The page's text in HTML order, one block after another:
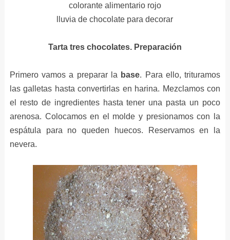
colorante alimentario rojo
lluvia de chocolate para decorar
Tarta tres chocolates. Preparación
Primero vamos a preparar la base. Para ello, trituramos
las galletas hasta convertirlas en harina. Mezclamos con
el resto de ingredientes hasta tener una pasta un poco
arenosa. Colocamos en el molde y presionamos con la
espátula para no queden huecos. Reservamos en la
nevera.